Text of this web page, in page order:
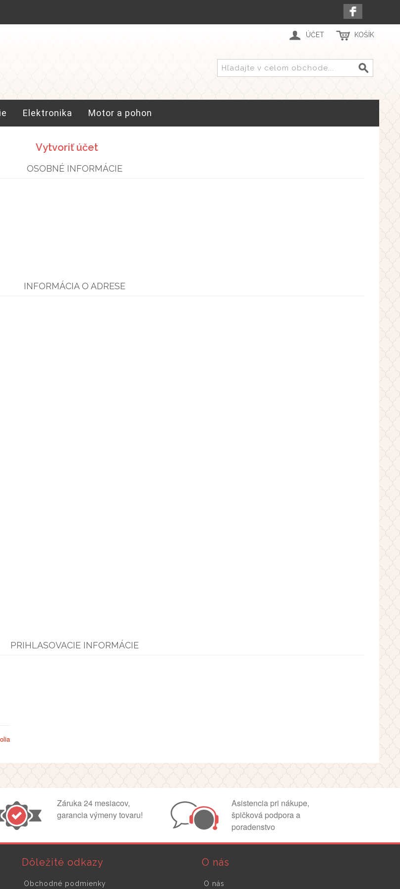
ÚČET KOŠÍK
Elektronika Motor a pohon
Vytvoriť účet
OSOBNÉ INFORMÁCIE
INFORMÁCIA O ADRESE
PRIHLASOVACIE INFORMÁCIE
Záruka 24 mesiacov,
garancia výmeny tovaru!
Asistencia pri nákupe,
špičková podpora a
poradenstvo
O nás
O nás
Dôležité odkazy
Obchodné podmienky